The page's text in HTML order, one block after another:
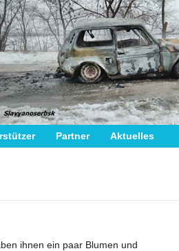
Partner Aktuelles
ihnen ein paar Blumen und